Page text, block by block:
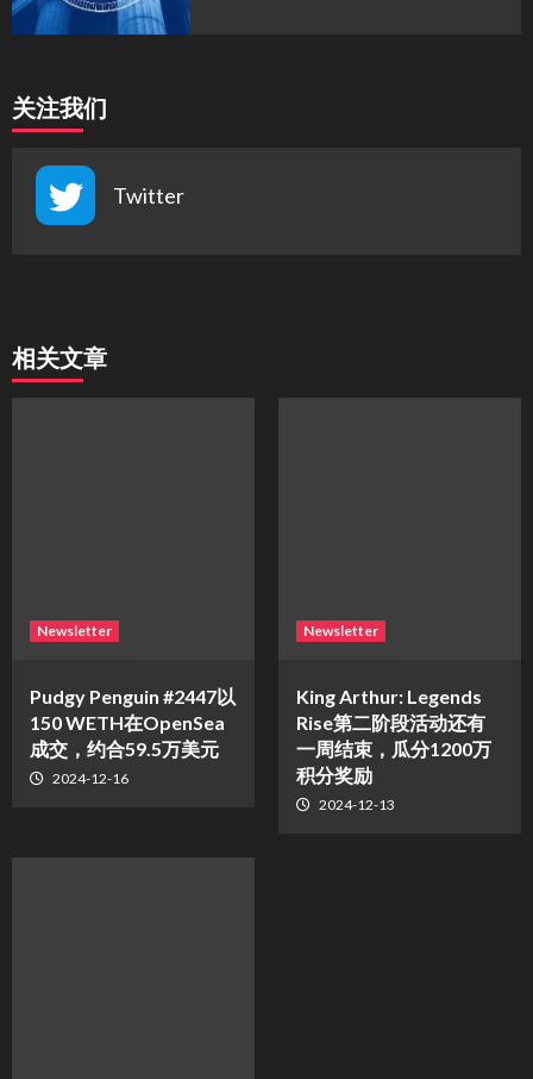
关注我们
Twitter
相关文章
Newsletter
Pudgy Penguin #2447以
150 WETH在OpenSea
成交，约合59.5万美元
2024-12-16
Newsletter
King Arthur: Legends
Rise第二阶段活动还有
一周结束，瓜分1200万
积分奖励
2024-12-13